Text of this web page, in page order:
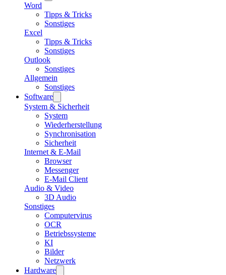
Word
Tipps & Tricks
Sonstiges
Excel
Tipps & Tricks
Sonstiges
Outlook
Sonstiges
Allgemein
Sonstiges
Software
System & Sicherheit
System
Wiederherstellung
Synchronisation
Sicherheit
Internet & E-Mail
Browser
Messenger
E-Mail Client
Audio & Video
3D Audio
Sonstiges
Computervirus
OCR
Betriebssysteme
KI
Bilder
Netzwerk
Hardware